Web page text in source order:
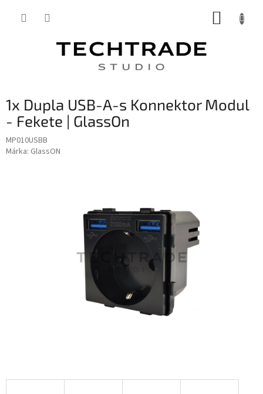
KOSÁR
1x Dupla USB-A-s Konnektor Modul
- Fekete | GlassOn
MP010USBB
Márka: GlassON